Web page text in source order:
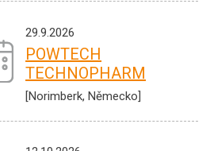
29.9.2026
POWTECH
TECHNOPHARM
[Norimberk, Německo]